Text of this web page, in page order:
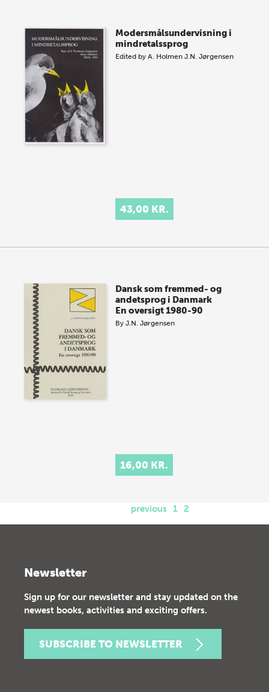
Modersmålsundervisning i
mindretalssprog
Edited byA. Holmen J.N. Jørgensen
43,00 KR.
Dansk som fremmed- og
andetsprog i Danmark
En oversigt 1980-90
ByJ.N. Jørgensen
16,00 KR.
previous 1 2
Newsletter
Sign up for our newsletter and stay updated on the
newest books, activities and exciting offers.
SUBSCRIBE TO NEWSLETTER